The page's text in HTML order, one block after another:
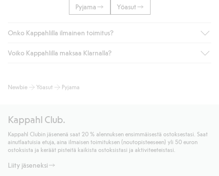
Pyjama Yöasut
Onko Kappahlilla ilmainen toimitus?
Jos olet Kappahl Clubin jäsen, saat aina ilmaisen toimituksen
kotiinkuljetusta). Toimituskulut poistuvat automaattisesti, kun
noutopisteeseen tai pakettiautomaattiin ja PostNordin
kotiinkuljetuksella 6,99 €, riippumatta ostosummasta.
Lue lisää
Voiko Kappahlilla maksaa Klarnalla?
maksutavat, kuten laskun, sekä muita maksuvaihtoehtoja.
Lisätietoja Klarnan maksuehdoista
Lue lisää
Newbie Yöasut Pyjama
Kappahl Club.
Kappahl Clubin jäsenenä saat 20 % alennuksen ensimmäisestä ostoksestasi. Saat
ainutlaatuisia etuja, aina ilmaisen toimituksen (noutopisteeseen) yli 50 euron
ostoksista ja keräät pisteitä kaikista ostoksistasi ja aktiviteeteistasi.
Liity jäseneksi